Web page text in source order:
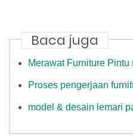
Baca juga
Merawat Furniture
Proses pengerjaan
model & desain lemari